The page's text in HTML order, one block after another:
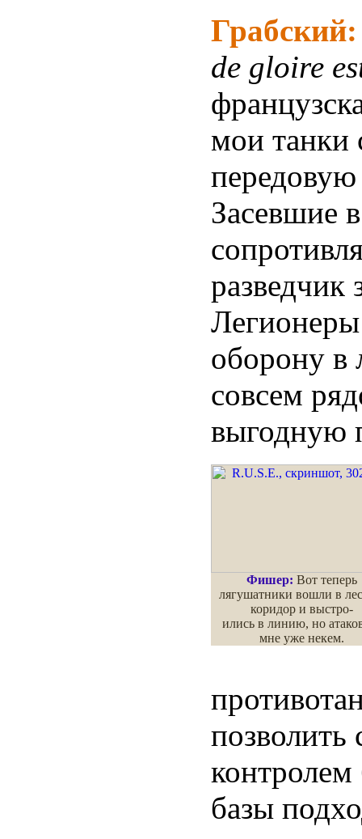
de gloire
мои танки
Засевшие
разведчик
Легионеры
оборону в
совсем
выгодную
Фишер: Вот теперь
лягушатники вошли в
коридор и выстро-
ились в линию, но
мне уже некем.
контролем
базы